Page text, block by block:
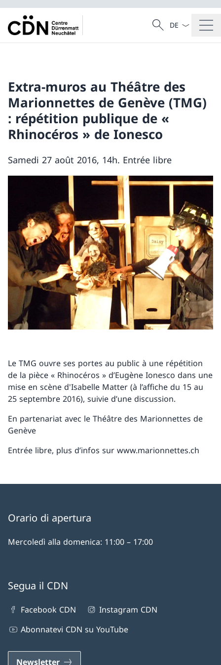
Cercare
Ricerca
Dal menu a
Extra-muros au Théâtre des
Marionnettes de Genève (TMG)
: répétition publique de «
Rhinocéros » de Ionesco
Samedi 27 août 2016, 14h. Entrée libre
Le TMG ouvre ses portes au public à une répétition
de la pièce « Rhinocéros » d’Eugène Ionesco dans une
mise en scène d'Isabelle Matter (à l’affiche du 15 au
25 septembre 2016), suivie d’une discussion.
En partenariat avec le Théâtre des Marionnettes de
Genève
Entrée libre, plus d’infos sur www.marionnettes.ch
Orario di apertura
Mercoledì alla domenica: 11:00 – 17:00
Segua il CDN
Facebook CDN
Instagram CDN
Abonnatevi CDN su YouTube
Newsletter